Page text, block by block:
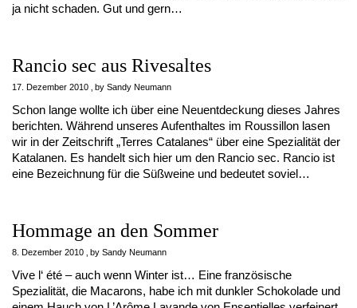
ja nicht schaden. Gut und gern…
Rancio sec aus Rivesaltes
17. Dezember 2010 by Sandy Neumann
Schon lange wollte ich über eine Neuentdeckung dieses Jahres
berichten. Während unseres Aufenthaltes im Roussillon lasen
wir in der Zeitschrift „Terres Catalanes“ über eine Spezialität der
Katalanen. Es handelt sich hier um den Rancio sec. Rancio ist
eine Bezeichnung für die Süßweine und bedeutet soviel…
Hommage an den Sommer
8. Dezember 2010 by Sandy Neumann
Vive l‘ été – auch wenn Winter ist… Eine französische
Spezialität, die Macarons, habe ich mit dunkler Schokolade und